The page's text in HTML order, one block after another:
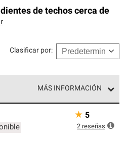
de techos cerca de
Clasificar por:
MÁS INFORMACIÓN
superior de nuestra red
estrictos de
★ 5
2 reseñas